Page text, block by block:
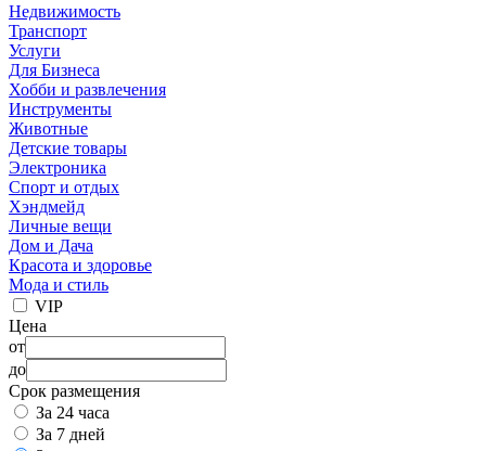
Недвижимость
Транспорт
Услуги
Для Бизнеса
Хобби и развлечения
Инструменты
Животные
Детские товары
Электроника
Спорт и отдых
Хэндмейд
Личные вещи
Дом и Дача
Красота и здоровье
Мода и стиль
VIP
Цена
от
до
Срок размещения
За 24 часа
За 7 дней